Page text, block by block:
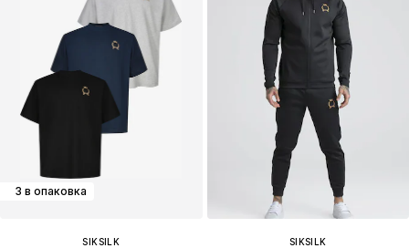
3 в опаковка
SIKSILK SIKSILK